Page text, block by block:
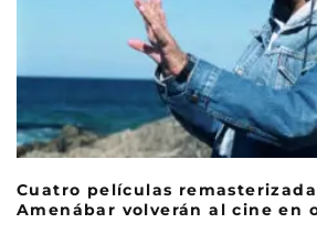
Cuatro películas
Amenábar volverán al cine en